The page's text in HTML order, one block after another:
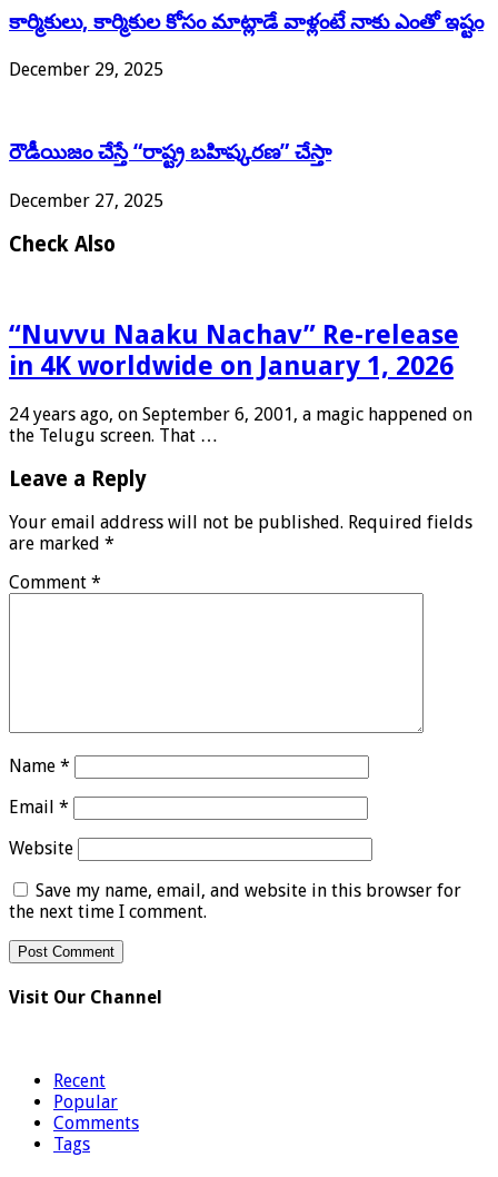
కార్మికులు, కార్మికుల కోసం మాట్లాడే వాళ్లంటే నాకు ఎంతో ఇష్టం
December 29, 2025
రౌడీయిజం చేస్తే “రాష్ట్ర బహిష్కరణ” చేస్తా
December 27, 2025
Check Also
“Nuvvu Naaku Nachav” Re-release
in 4K worldwide on January 1, 2026
24 years ago, on September 6, 2001, a magic happened on
the Telugu screen. That …
Leave a Reply
Your email address will not be published. Required fields
are marked *
Comment *
Name *
Email *
Website
Save my name, email, and website in this browser for
the next time I comment.
Visit Our Channel
Recent
Popular
Comments
Tags